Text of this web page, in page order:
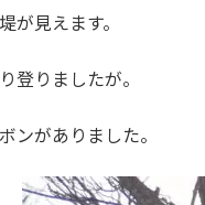
が見えます。
登りましたが。
ンがありました。